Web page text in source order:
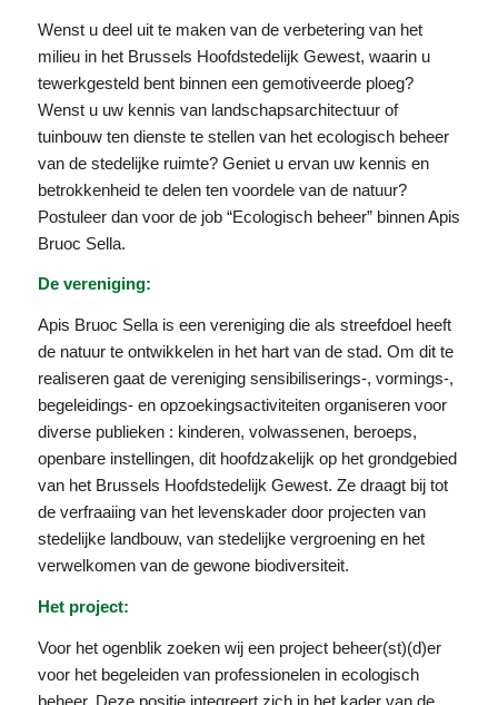
Wenst u deel uit te maken van de verbetering van het
milieu in het Brussels Hoofdstedelijk Gewest, waarin u
tewerkgesteld bent binnen een gemotiveerde ploeg?
Wenst u uw kennis van landschapsarchitectuur of
tuinbouw ten dienste te stellen van het ecologisch beheer
van de stedelijke ruimte? Geniet u ervan uw kennis en
betrokkenheid te delen ten voordele van de natuur?
Postuleer dan voor de job “Ecologisch beheer” binnen Apis
Bruoc Sella.
De vereniging:
Apis Bruoc Sella is een vereniging die als streefdoel heeft
de natuur te ontwikkelen in het hart van de stad. Om dit te
realiseren gaat de vereniging sensibiliserings-, vormings-,
begeleidings- en opzoekingsactiviteiten organiseren voor
diverse publieken : kinderen, volwassenen, beroeps,
openbare instellingen, dit hoofdzakelijk op het grondgebied
van het Brussels Hoofdstedelijk Gewest. Ze draagt bij tot
de verfraaiing van het levenskader door projecten van
stedelijke landbouw, van stedelijke vergroening en het
verwelkomen van de gewone biodiversiteit.
Het project:
Voor het ogenblik zoeken wij een project beheer(st)(d)er
voor het begeleiden van professionelen in ecologisch
beheer. Deze positie integreert zich in het kader van de